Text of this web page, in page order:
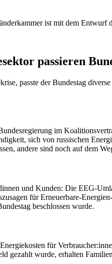
ist mit dem Entwurf
passieren
passte der Bundestag
im
sich von russischen
andere sind noch auf dem
und Kunden: Die EEG-
für Erneuerbare-
beschlossen wurde.
für
gezahlt wurde, erhalten